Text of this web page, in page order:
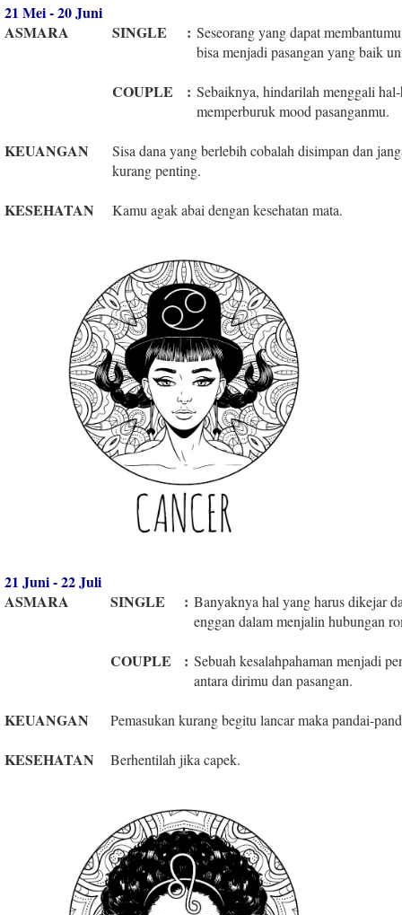
21 Mei - 20 Juni
ASMARA
SINGLE : Seseorang yang dapat
bisa menjadi pasangan yang baik
COUPLE : Sebaiknya, hindarilah menggali
memperburuk mood pasanganmu.
KEUANGAN
Sisa dana yang berlebih cobalah disimpan dan
kurang penting.
KESEHATAN Kamu agak abai dengan kesehatan mata.
21 Juni - 22 Juli
ASMARA
SINGLE : Banyaknya hal yang harus dikejar
enggan dalam menjalin hubungan
COUPLE : Sebuah kesalahpahaman menjadi
antara dirimu dan pasangan.
KEUANGAN Pemasukan kurang begitu lancar maka pandai-
KESEHATAN Berhentilah jika capek.